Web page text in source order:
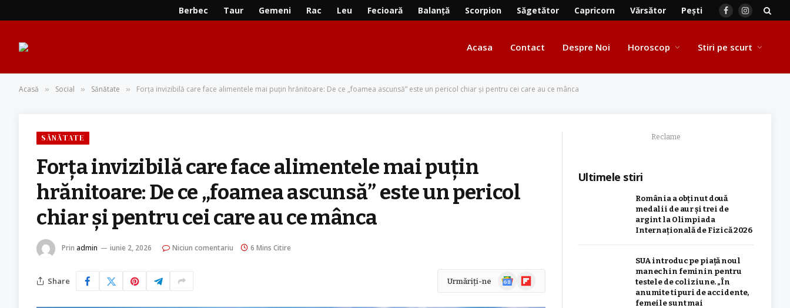
Berbec Taur Gemeni Rac Leu Fecioară Balanță Scorpion Săgetător Capricorn Vărsător Pești FacebookInstagram
Acasa Contact Despre Noi Horoscop Stiri pe scurt
Acasă » Social » Sănătate » Forța invizibilă care face alimentele mai puțin hrănitoare: De ce „foamea ascunsă” este un pericol chiar și pentru cei care au ce mânca
SĂNĂTATE
Forța invizibilă care face alimentele mai puțin
hrănitoare: De ce „foamea ascunsă” este un pericol
chiar și pentru cei care au ce mânca
Prin admin iunie 2, 2026 Niciun comentariu 6 Mins Citire
Share Urmăriți-ne
Știri
Google
Flipboard
Reclame
Ultimele stiri
România a obţinut două
medalii de aur şi trei de
argint la Olimpiada
Internaţională de Fizică 2026
SUA introduc pe piață noul
manechin feminin pentru
testele de coliziune. „În
anumite tipuri de accidente,
femeile sunt mai